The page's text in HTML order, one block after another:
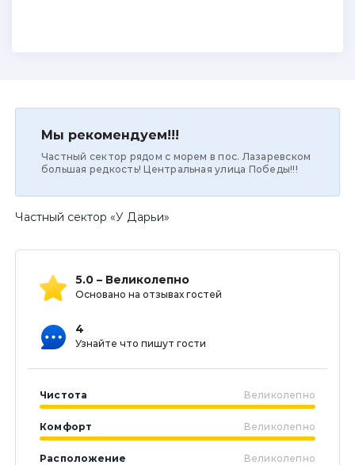
Мы рекомендуем!!!
Частный сектор рядом с морем в пос. Лазаревском
большая редкость! Центральная улица Победы!!!
Частный сектор «У Дарьи»
5.0 – Великолепно
Основано на отзывах гостей
4
Узнайте что пишут гости
Чистота Великолепно
Комфорт Великолепно
Расположение Великолепно